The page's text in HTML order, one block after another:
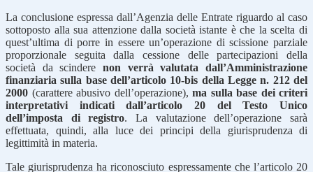
La conclusione espressa dall’Agenzia delle Entrate riguardo al caso
sottoposto alla sua attenzione dalla società istante è che la scelta di
quest’ultima di porre in essere un’operazione di scissione parziale
proporzionale seguita dalla cessione delle partecipazioni della
società da scindere non verrà valutata dall’Amministrazione
finanziaria sulla base dell’articolo 10-bis della Legge n. 212 del
2000 (carattere abusivo dell’operazione), ma sulla base dei criteri
interpretativi indicati dall’articolo 20 del Testo Unico
dell’imposta di registro. La valutazione dell’operazione sarà
effettuata, quindi, alla luce dei principi della giurisprudenza di
legittimità in materia.
Tale giurisprudenza ha riconosciuto espressamente che l’articolo 20